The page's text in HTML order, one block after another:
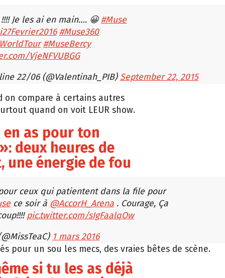
Je les ai en main…. 😀 #Muse
#Muse360
#MuseBercy
VjeNFVUBGG
22/06 (@Valentinah_PIB) September 22, 2015
on compare à certains autres
quand on voit LEUR show.
en as pour ton
deux heures de
une énergie de fou
ceux qui patientent dans la file pour
ce soir à @AccorH_Arena . Courage, Ça
pic.twitter.com/sIgFaalqOw
1 mars 2016
pour un sou les mecs, des vraies bêtes de scène.
si tu les as déjà